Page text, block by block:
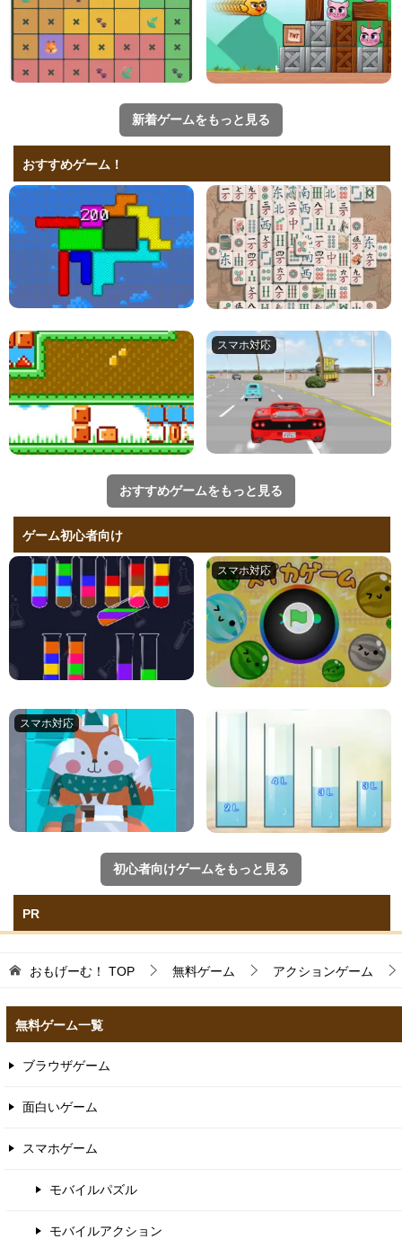
新着ゲームをもっと見る
おすすめゲーム！
おすすめゲームをもっと見る
ゲーム初心者向け
初心者向けゲームをもっと見る
PR
おもげーむ！ TOP 無料ゲーム アクションゲーム
無料ゲーム一覧
ブラウザゲーム
面白いゲーム
スマホゲーム
モバイルパズル
モバイルアクション